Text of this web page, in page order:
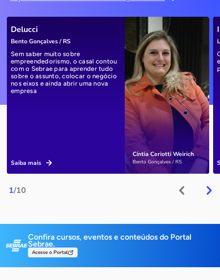
1/10
Cíntia Ceriotti Weirich
Bento Gonçalves / RS
Delucci
Bento Gonçalves / RS
Sem saber muito sobre
empreendedorismo, o casal contou
com o Sebrae para aprender tudo
sobre o assunto, colocar o negócio
nos eixos e ainda abrir uma nova
empresa
Saiba mais
Confira cursos, eventos e conteúdos do Portal
Sebrae.
Acesse o Portal